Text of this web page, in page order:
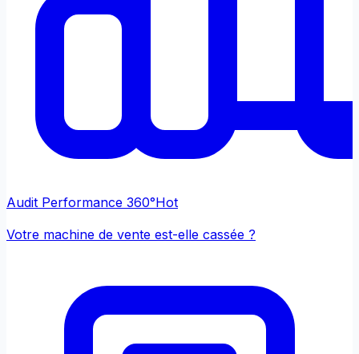
Audit Performance 360°Hot
Votre machine de vente est-elle cassée ?